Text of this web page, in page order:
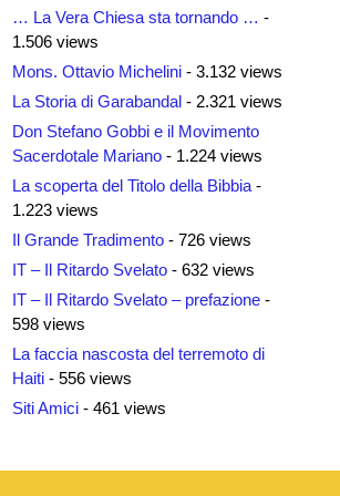
… La Vera Chiesa sta tornando … -
1.506 views
Mons. Ottavio Michelini - 3.132 views
La Storia di Garabandal - 2.321 views
Don Stefano Gobbi e il Movimento
Sacerdotale Mariano - 1.224 views
La scoperta del Titolo della Bibbia -
1.223 views
Il Grande Tradimento - 726 views
IT – Il Ritardo Svelato - 632 views
IT – Il Ritardo Svelato – prefazione -
598 views
La faccia nascosta del terremoto di
Haiti - 556 views
Siti Amici - 461 views